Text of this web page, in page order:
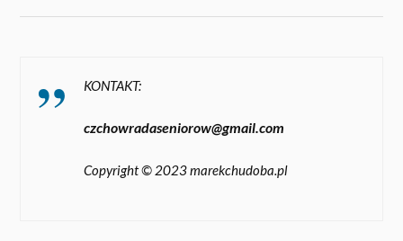
KONTAKT:
czchowradaseniorow@gmail.com
Copyright © 2023 marekchudoba.pl